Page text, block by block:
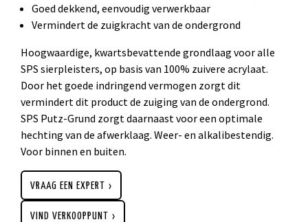
Goed dekkend, eenvoudig verwerkbaar
Vermindert de zuigkracht van de ondergrond
Hoogwaardige, kwartsbevattende grondlaag voor alle
SPS sierpleisters, op basis van 100% zuivere acrylaat.
Door het goede indringend vermogen zorgt dit
vermindert dit product de zuiging van de ondergrond.
SPS Putz-Grund zorgt daarnaast voor een optimale
hechting van de afwerklaag. Weer- en alkalibestendig.
Voor binnen en buiten.
VRAAG EEN EXPERT
VIND VERKOOPPUNT